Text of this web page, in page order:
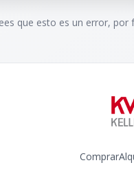
que esto es un error,
Comprar